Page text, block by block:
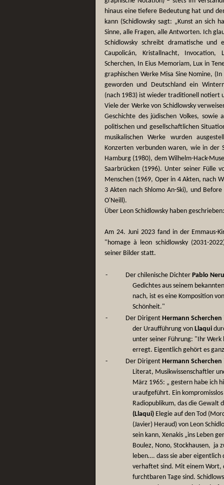
hinaus eine tiefere Bedeutung hat und
kann (Schidlowsky sagt: „Kunst an sich
Sinne, alle Fragen, alle Antworten. Ich
Schidlowsky schreibt dramatische und
Caupolicán, Kristallnacht,
Scherchen, In Eius Memoriam, Lux in
graphischen Werke Misa Sine Nomine,
geworden und Deutschland ein
(nach 1983) ist wieder traditionell notiert
Viele der Werke von Schidlowsky
Geschichte des jüdischen Volkes,
politischen und gesellschaftlichen
musikalischen Werke wurden
Konzerten verbunden waren, wie in der
Hamburg (1980), dem Wilhelm-Hack-
Saarbrücken (1996). Unter seiner Fülle
Menschen (1969, Oper in 4 Akten, nach
3 Akten nach Shlomo An-Ski), und
O'Neill).
Über Leon Schidlowsky haben geschrieben:
Am 24. Juni 2023 fand in der Emmaus-
"homage à leon schidlowsky (2031-
seiner Bilder statt.
- Der chilenische Dichter Pablo
Gedichtes aus seinem
nach, ist es eine Komposition
Schönheit."
-
Der Dirigent Hermann Scherchen
der Uraufführung vonLlaqui
unter seiner Führung: "Ihr
erregt. Eigentlich gehört es
-
Der Dirigent Hermann Scherchen
Literat, Musikwissenschaftler
März 1965: „ gestern habe ich
uraufgeführt. Ein
Radiopublikum, das die Gewalt
(Llaqui) Elegie auf den Tod
(Javier) Heraud) von Leon
sein kann, Xenakis „ins Leben
Boulez, Nono, Stockhausen, ja
leben…. dass sie aber
verhaftet sind. Mit einem Wort,
furchtbaren Tage sind.